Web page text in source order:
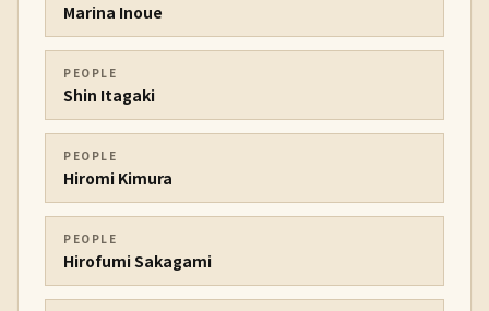
Marina Inoue
PEOPLE
Shin Itagaki
PEOPLE
Hiromi Kimura
PEOPLE
Hirofumi Sakagami